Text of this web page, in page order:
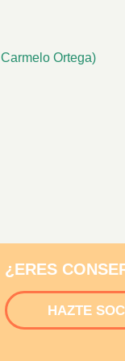
Ortega)
¿ERES
HAZTE